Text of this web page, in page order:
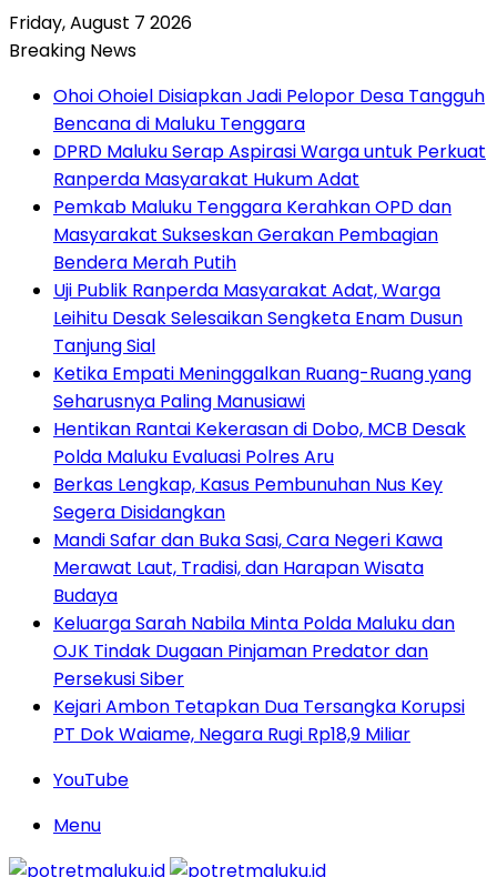
Friday, August 7 2026
Breaking News
Ohoi Ohoiel Disiapkan Jadi Pelopor Desa Tangguh
Bencana di Maluku Tenggara
DPRD Maluku Serap Aspirasi Warga untuk Perkuat
Ranperda Masyarakat Hukum Adat
Pemkab Maluku Tenggara Kerahkan OPD dan
Masyarakat Sukseskan Gerakan Pembagian
Bendera Merah Putih
Uji Publik Ranperda Masyarakat Adat, Warga
Leihitu Desak Selesaikan Sengketa Enam Dusun
Tanjung Sial
Ketika Empati Meninggalkan Ruang-Ruang yang
Seharusnya Paling Manusiawi
Hentikan Rantai Kekerasan di Dobo, MCB Desak
Polda Maluku Evaluasi Polres Aru
Berkas Lengkap, Kasus Pembunuhan Nus Key
Segera Disidangkan
Mandi Safar dan Buka Sasi, Cara Negeri Kawa
Merawat Laut, Tradisi, dan Harapan Wisata
Budaya
Keluarga Sarah Nabila Minta Polda Maluku dan
OJK Tindak Dugaan Pinjaman Predator dan
Persekusi Siber
Kejari Ambon Tetapkan Dua Tersangka Korupsi
PT Dok Waiame, Negara Rugi Rp18,9 Miliar
YouTube
Menu